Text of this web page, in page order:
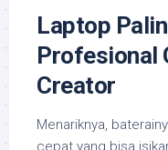
Laptop
Profesional
Creator
Menariknya,
cepat yang bisa